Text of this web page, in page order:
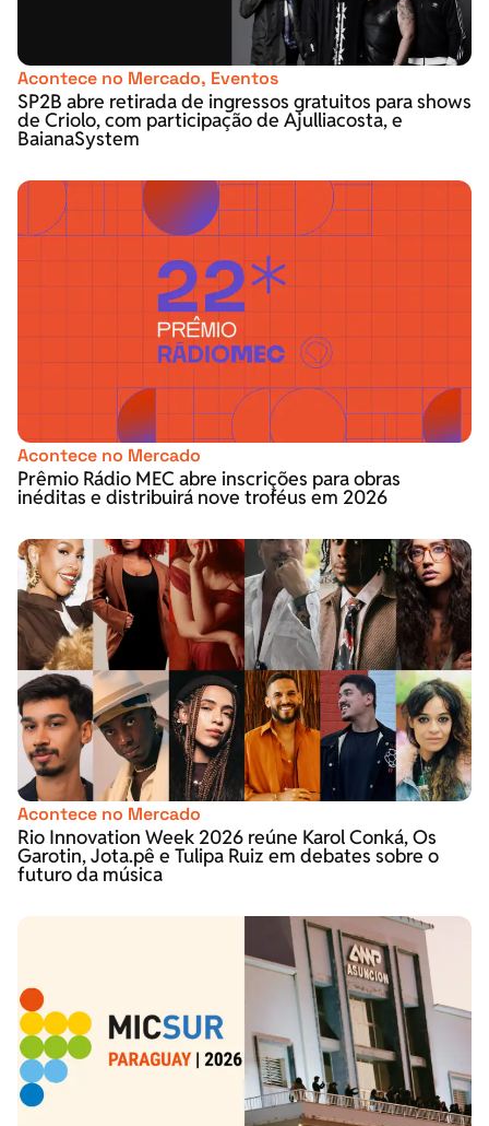
Acontece no Mercado, Eventos
SP2B abre retirada de ingressos gratuitos para shows
de Criolo, com participação de Ajulliacosta, e
BaianaSystem
Acontece no Mercado
Prêmio Rádio MEC abre inscrições para obras
inéditas e distribuirá nove troféus em 2026
Acontece no Mercado
Rio Innovation Week 2026 reúne Karol Conká, Os
Garotin, Jota.pê e Tulipa Ruiz em debates sobre o
futuro da música